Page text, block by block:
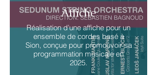
Affiche
Réalisation d’une affiche pour un
ensemble de cordes basé à
Sion, conçue pour promouvoir sa
programmation musicale en
2025.